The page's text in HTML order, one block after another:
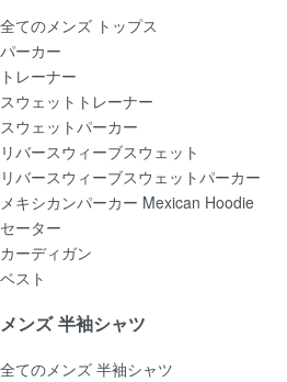
全てのメンズ トップス
パーカー
トレーナー
スウェットトレーナー
スウェットパーカー
リバースウィーブスウェット
リバースウィーブスウェットパーカー
メキシカンパーカー Mexican Hoodie
セーター
カーディガン
ベスト
メンズ 半袖シャツ
全てのメンズ 半袖シャツ